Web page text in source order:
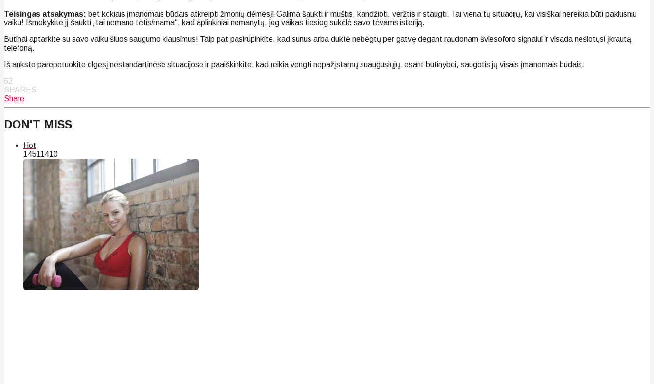
Teisingas atsakymas: bet kokiais įmanomais būdais atkreipti žmonių dėmesį! Galima šaukti ir muštis, kandžioti, veržtis ir staugti. Tai viena tų situacijų, kai visiškai nereikia būti paklusniu
vaiku! Išmokykite jį šaukti „tai nemano tėtis/mama“, kad aplinkiniai nemanytų, jog vaikas tiesiog sukėlė savo tėvams isteriją.
Būtinai aptarkite su savo vaiku šiuos saugumo klausimus! Taip pat pasirūpinkite, kad sūnus arba duktė nebėgtų per gatvę degant raudonam šviesoforo signalui ir visada nešiotųsi įkrautą
telefoną.
Iš anksto parepetuokite elgesį nestandartinėse situacijose ir paaiškinkite, kad reikia vengti nepažįstamų suaugusiųjų, esant būtinybei, saugotis jų visais įmanomais būdais.
62
SHARES
Share
DON'T MISS
Hot
14511410